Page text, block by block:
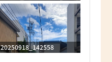
20250918_142558